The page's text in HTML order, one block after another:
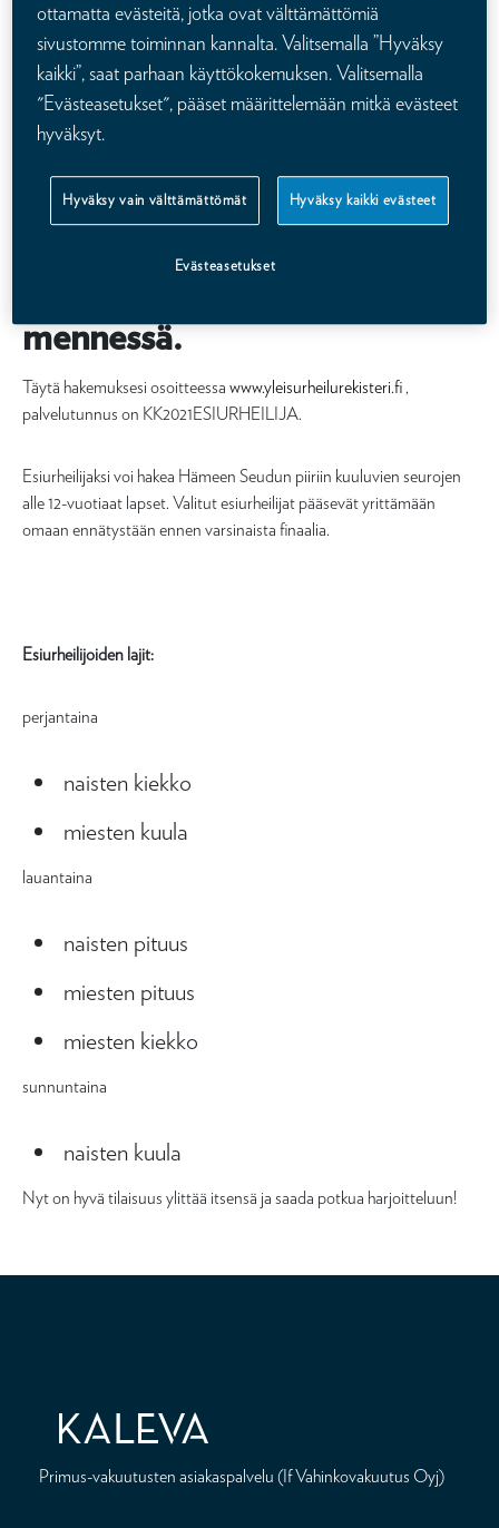
lajien kilpailuihin esiurheilijat.
Esiurheilijat ovat paikallisten seurojen lapsia, jotka pääsevät
yrittämään omaa ennätystään lajinsa Kalevan kisojen finaalissa.
Lapsille kokemus on täynnä iloa, jännitystä ja ainutkertaisuutta.
Onnistuessaan esiurheilijat saavat palkinnoksi 100 jäätelöä ja 100
euron valmennusstipendin. Hyvästä yrityksestä palkitaan 50
jäätelöllä ja 50 euron valmennusstipendillä.
mennessä.
Täytä hakemuksesi osoitteessa www.yleisurheilurekisteri.fi,
palvelutunnus on KK2021ESIURHEILIJA.
Esiurheilijaksi voi hakea Hämeen Seudun piiriin kuuluvien seurojen
alle 12-vuotiaat lapset. Valitut esiurheilijat pääsevät yrittämään
omaan ennätystään ennen varsinaista finaalia.
Esiurheilijoiden lajit:
perjantaina
naisten kiekko
miesten kuula
lauantaina
naisten pituus
miesten pituus
miesten kiekko
sunnuntaina
naisten kuula
Nyt on hyvä tilaisuus ylittää itsensä ja saada potkua harjoitteluun!
Primus-vakuutusten asiakaspalvelu (If Vahinkovakuutus Oyj)
ottamatta evästeitä, jotka ovat välttämättömiä
sivustomme toiminnan kannalta. Valitsemalla ”Hyväksy
kaikki”, saat parhaan käyttökokemuksen. Valitsemalla
"Evästeasetukset", pääset määrittelemään mitkä evästeet
hyväksyt.
Hyväksy vain välttämättömät Hyväksy kaikki evästeet
Evästeasetukset